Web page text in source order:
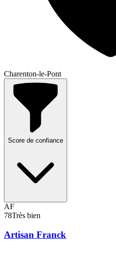
Charenton-le-Pont
Score de confiance
AF
78Très bien
Artisan Franck